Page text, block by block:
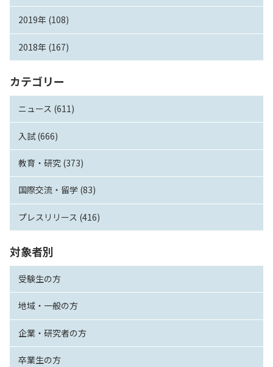
2019年 (108)
2018年 (167)
カテゴリー
ニュース (611)
入試 (666)
教育・研究 (373)
国際交流・留学 (83)
プレスリリース (416)
対象者別
受験生の方
地域・一般の方
企業・研究者の方
卒業生の方